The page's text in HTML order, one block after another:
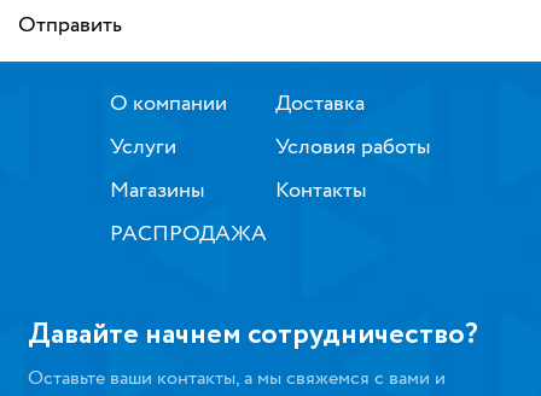
Отправить
О компании
Услуги
Магазины
РАСПРОДАЖА
Доставка
Условия работы
Контакты
Давайте начнем сотрудничество?
Оставьте ваши контакты, а мы свяжемся с вами и